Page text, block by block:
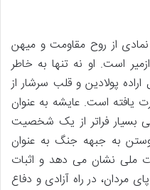
از روح مقاومت و میهن
است. او نه تنها به خاطر
اراده پولادین و قلب سرشار از
یافته است. عایشه به عنوان
بسیار فراتر از یک شخصیت
به جبهه جنگ به عنوان
ملی نشان می دهد و اثبات
مردان، در راه آزادی و دفاع